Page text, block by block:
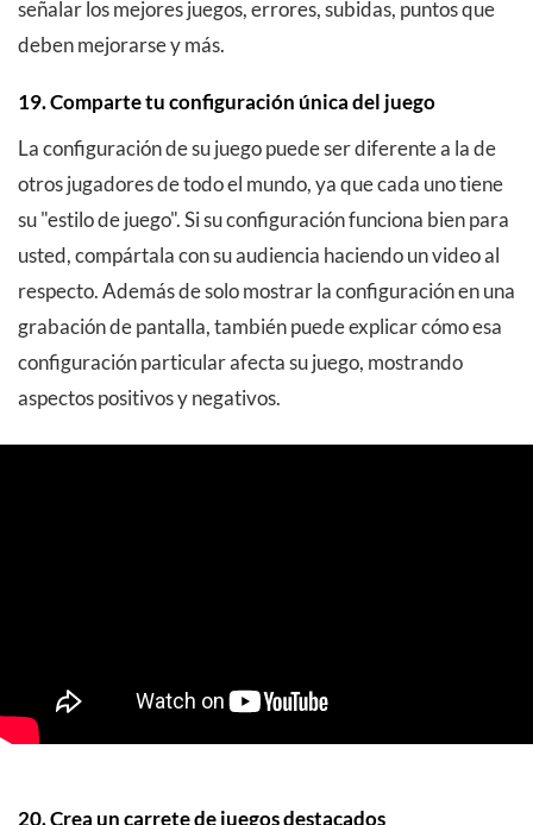
señalar los mejores juegos, errores, subidas, puntos que
deben mejorarse y más.
19. Comparte tu configuración única del juego
La configuración de su juego puede ser diferente a la de
otros jugadores de todo el mundo, ya que cada uno tiene
su "estilo de juego". Si su configuración funciona bien para
usted, compártala con su audiencia haciendo un video al
respecto. Además de solo mostrar la configuración en una
grabación de pantalla, también puede explicar cómo esa
configuración particular afecta su juego, mostrando
aspectos positivos y negativos.
20. Crea un carrete de juegos destacados